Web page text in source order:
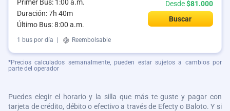
Primer Bus: 1:00 a.m.
Duración: 7h 40m
Último Bus: 8:00 a.m.
Desde$81.000
Buscar
1 bus por día Reembolsable
*Precios calculados semanalmente, pueden estar sujetos a cambios por
parte del operador
Puedes elegir el horario y la silla que más te guste y pagar con
tarjeta de crédito, débito o efectivo a través de Efecty o Baloto. Y si